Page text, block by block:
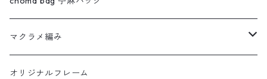
ウルトラセブン
曲輪の弁当箱
マクラメ編み
フクロウ
オリジナルフレーム